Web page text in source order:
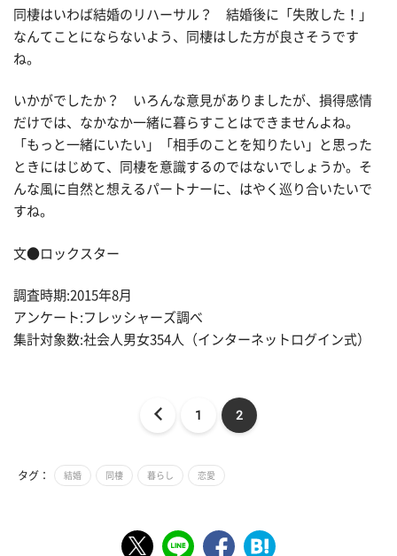
同棲はいわば結婚のリハーサル？ 結婚後に「失敗した！」
なんてことにならないよう、同棲はした方が良さそうです
ね。
いかがでしたか？ いろんな意見がありましたが、損得感情
だけでは、なかなか一緒に暮らすことはできませんよね。
「もっと一緒にいたい」「相手のことを知りたい」と思った
ときにはじめて、同棲を意識するのではないでしょうか。そ
んな風に自然と想えるパートナーに、はやく巡り合いたいで
すね。
文●ロックスター
調査時期:2015年8月
アンケート:フレッシャーズ調べ
集計対象数:社会人男女354人（インターネットログイン式）
1 2
タグ： 結婚 同棲 暮らし 恋愛